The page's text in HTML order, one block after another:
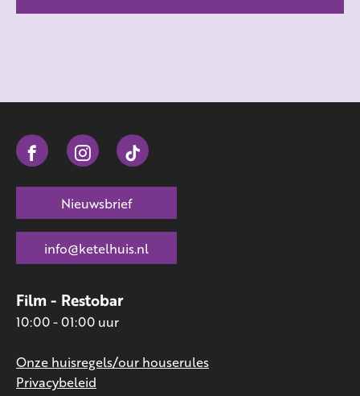
Film - Restobar
10:00 - 01:00 uur
Onze huisregels/our houserules
Privacybeleid
Nieuwsbrief
info@ketelhuis.nl